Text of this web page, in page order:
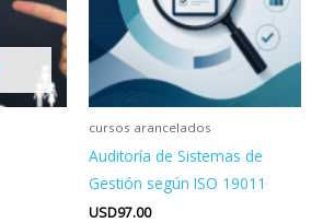
cursos arancelados
Auditoría de Sistemas de
Gestión según ISO 19011
USD97.00